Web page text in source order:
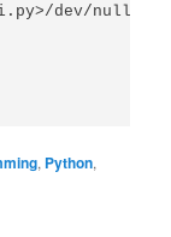
dev/null
, Python,